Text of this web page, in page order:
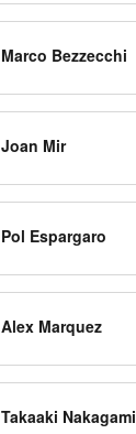
Marco Bezzecchi
Joan Mir
Pol Espargaro
Alex Marquez
Takaaki Nakagami